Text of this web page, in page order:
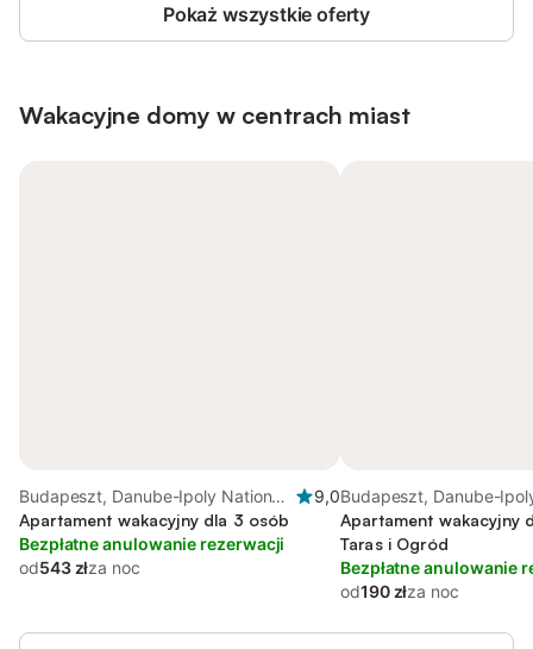
Pokaż wszystkie oferty
Wakacyjne domy w centrach miast
Budapeszt, Danube-Ipoly National
Park
9,0
Apartament wakacyjny dla 3 osób
Bezpłatne anulowanie rezerwacji
od543 złza noc
Budapeszt, Danube-
Park
Apartament wakacyjny
Taras i Ogród
Bezpłatne anulowanie
od190 złza noc